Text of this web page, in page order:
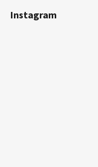
Instagram